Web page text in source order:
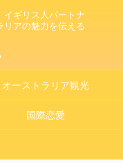
ギリス人パートナ
アの魅力を伝える
オーストラリア観光
国際恋愛